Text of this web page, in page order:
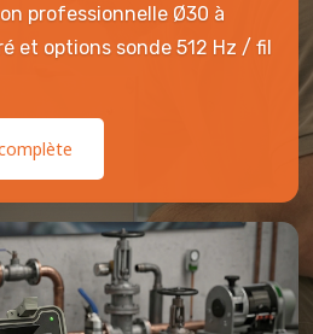
professionnelle Ø30 à
et options sonde 512 Hz / fil